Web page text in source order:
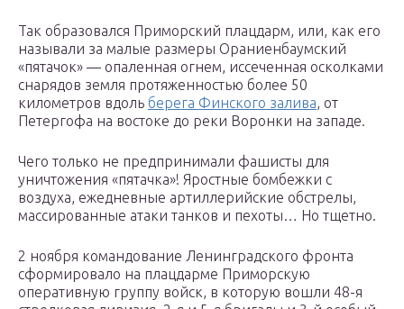
Так образовался Приморский плацдарм, или, как его
называли за малые размеры Ораниенбаумский
«пятачок» — опаленная огнем, иссеченная осколками
снарядов земля протяженностью более 50
километров вдоль берега Финского залива, от
Петергофа на востоке до реки Воронки на западе.
Чего только не предпринимали фашисты для
уничтожения «пятачка»! Яростные бомбежки с
воздуха, ежедневные артиллерийские обстрелы,
массированные атаки танков и пехоты… Но тщетно.
2 ноября командование Ленинградского фронта
сформировало на плацдарме Приморскую
оперативную группу войск, в которую вошли 48-я